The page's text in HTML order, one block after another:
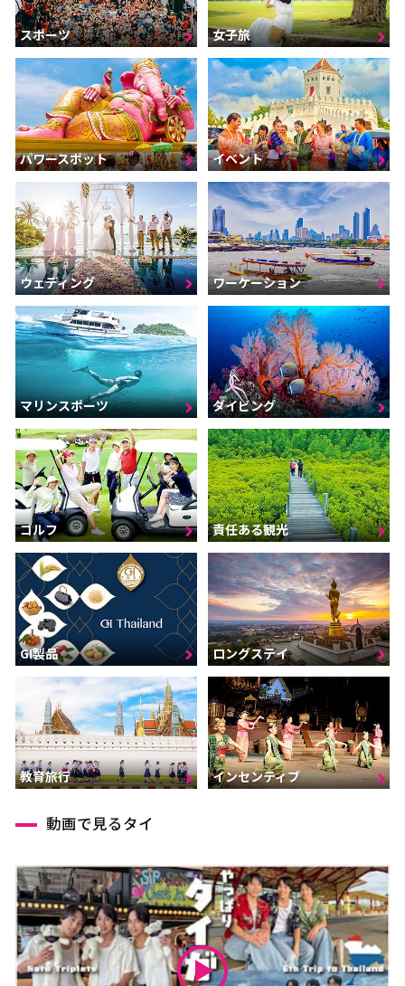
スポーツ 女子旅
パワースポット イベント
ウェディング ワーケーション
マリンスポーツ ダイビング
ゴルフ 責任ある観光
GI製品 ロングステイ
教育旅行 インセンティブ
動画で見るタイ